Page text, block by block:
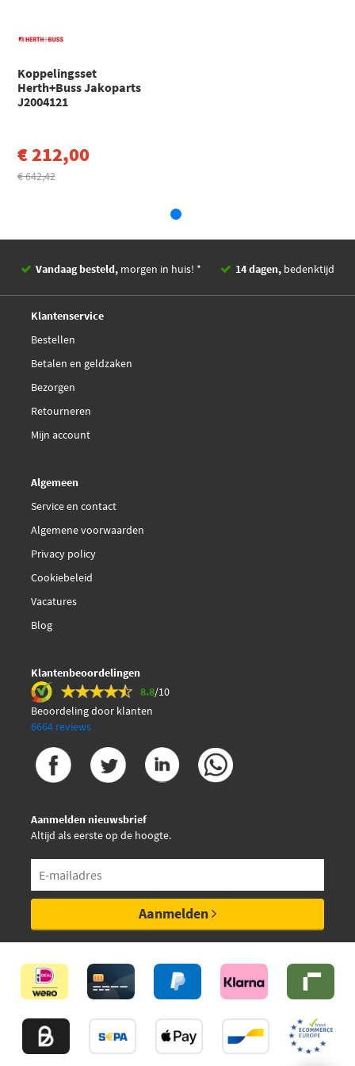
Aantal onderdelen (-delig)
EAN
National CK10056
Nipparts N2004098
Koppelingsset
Herth+Buss Jakoparts
J2004121
€ 212,00
€ 642,42
Vandaag besteld, morgen in huis! * 14 dagen, bedenktijd
Klantenservice
Bestellen
Betalen en geldzaken
Bezorgen
Retourneren
Mijn account
Algemeen
Service en contact
Algemene voorwaarden
Privacy policy
Cookiebeleid
Vacatures
Blog
Klantenbeoordelingen
8.8/10
Beoordeling door klanten
6664 reviews
Aanmelden nieuwsbrief
Altijd als eerste op de hoogte.
Aanmelden